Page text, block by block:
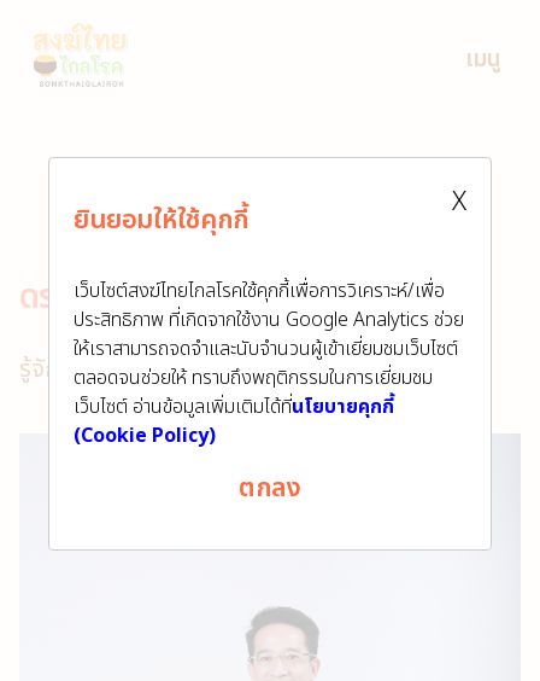
เมนู
ดร.ทรงเกียรติ จรัสสันติจิต
รู้จักเรา ดร.ทรงเกียรติ จรัสสันติจิต
ยินยอมให้ใช้คุกกี้ X
เว็บไซต์สงฆ์ไทยไกลโรคใช้คุกกี้เพื่อการวิเคราะห์/เพื่อ
ประสิทธิภาพ ที่เกิดจากใช้งาน Google Analytics ช่วย
ให้เราสามารถจดจำและนับจำนวนผู้เข้าเยี่ยมชมเว็บไซต์
ตลอดจนช่วยให้ ทราบถึงพฤติกรรมในการเยี่ยมชม
เว็บไซต์ อ่านข้อมูลเพิ่มเติมได้ที่นโยบายคุกกี้
(Cookie Policy)
ตกลง